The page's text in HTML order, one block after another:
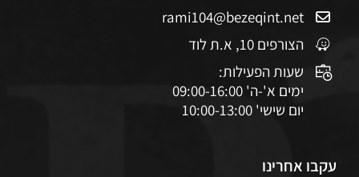
rami104@bezeqint.net
הצורפים 10, א.ת לוד
שעות הפעילות:
ימים א'-ה' 09:00-16:00
יום שישי' 10:00-13:00
עקבו אחרינו